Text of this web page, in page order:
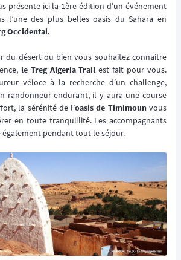
présente ici la 1ère édition d'un événement
l’une des plus belles oasis du Sahara en
Occidental.
du désert ou bien vous souhaitez connaitre
le Treg Algeria Trailest fait pour vous.
véloce à la recherche d’un challenge,
randonneur endurant, il y aura une course
la sérénité de l’oasis de Timimounvous
en toute tranquillité. Les accompagnants
également pendant tout le séjour.